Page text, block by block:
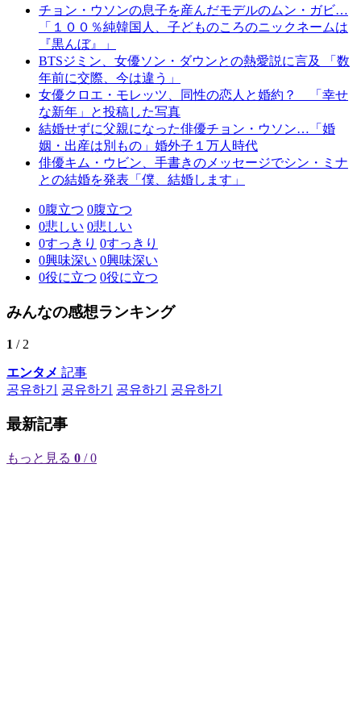
チョン・ウソンの息子を産んだモデルのムン・ガビ…
「１００％純韓国人、子どものころのニックネームは
『黒んぼ』」
BTSジミン、女優ソン・ダウンとの熱愛説に言及 「数
年前に交際、今は違う」
女優クロエ・モレッツ、同性の恋人と婚約？ 「幸せ
な新年」と投稿した写真
結婚せずに父親になった俳優チョン・ウソン…「婚
姻・出産は別もの」婚外子１万人時代
俳優キム・ウビン、手書きのメッセージでシン・ミナ
との結婚を発表「僕、結婚します」
0腹立つ 0腹立つ
0悲しい 0悲しい
0すっきり 0すっきり
0興味深い 0興味深い
0役に立つ 0役に立つ
みんなの感想ランキング
1 / 2
エンタメ 記事
공유하기
공유하기 공유하기 공유하기
最新記事
もっと見る 0 / 0